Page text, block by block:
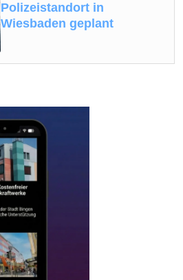
Polizeistandort in
Wiesbaden geplant